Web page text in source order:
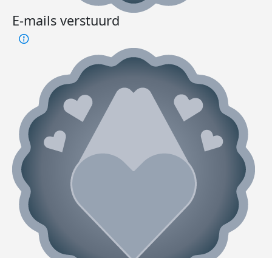
E-mails verstuurd